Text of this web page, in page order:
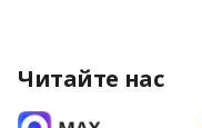
Читайте нас